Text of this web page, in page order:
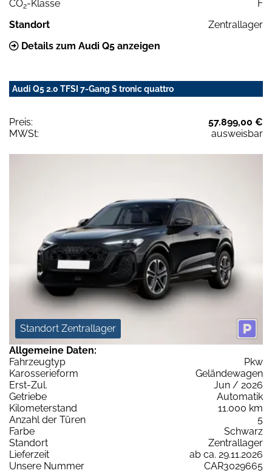
CO2-Klasse
F
Standort
Zentrallager
Details zum Audi Q5 anzeigen
Audi Q5 2.0 TFSI 7-Gang S tronic quattro
Preis:
57.899,00 €
MWSt:
ausweisbar
Standort Zentrallager
Allgemeine Daten:
Fahrzeugtyp
Pkw
Karosserieform
Geländewagen
Erst-Zul.
Jun / 2026
Getriebe
Automatik
Kilometerstand
11.000 km
Anzahl der Türen
5
Farbe
Schwarz
Standort
Zentrallager
Lieferzeit
ab ca. 29.11.2026
Unsere Nummer
CAR3029665